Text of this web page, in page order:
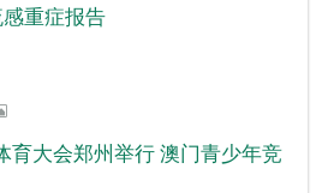
重症报告
育大会郑州举行 澳门青少年竞